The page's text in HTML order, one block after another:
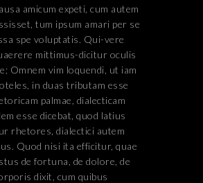
amicum expeti, cum autem
tum ipsum amari per se
spe voluptatis. Qui-vere
mittimus-dicitur oculis
Omnem vim loquendi, ut iam
in duas tributam esse
palmae, dialecticam
esse dicebat, quod latius
rhetores, dialectici autem
Quod nisi ita efficitur, quae
de fortuna, de dolore, de
dixit, cum quibus